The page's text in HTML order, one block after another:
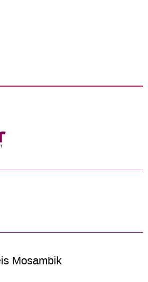
Mosambik